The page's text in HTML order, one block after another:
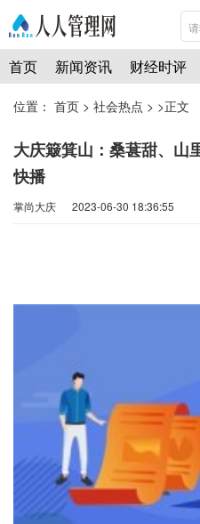
首页 新闻资讯 财经时评
位置： 首页 > 社会热点 > >正文
大庆簸箕山：桑葚甜、山
快播
掌尚大庆 2023-06-30 18:36:55